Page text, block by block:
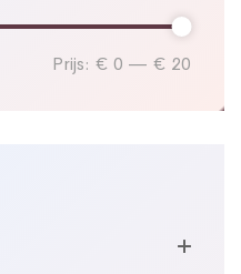
Prijs: € 0 — € 20